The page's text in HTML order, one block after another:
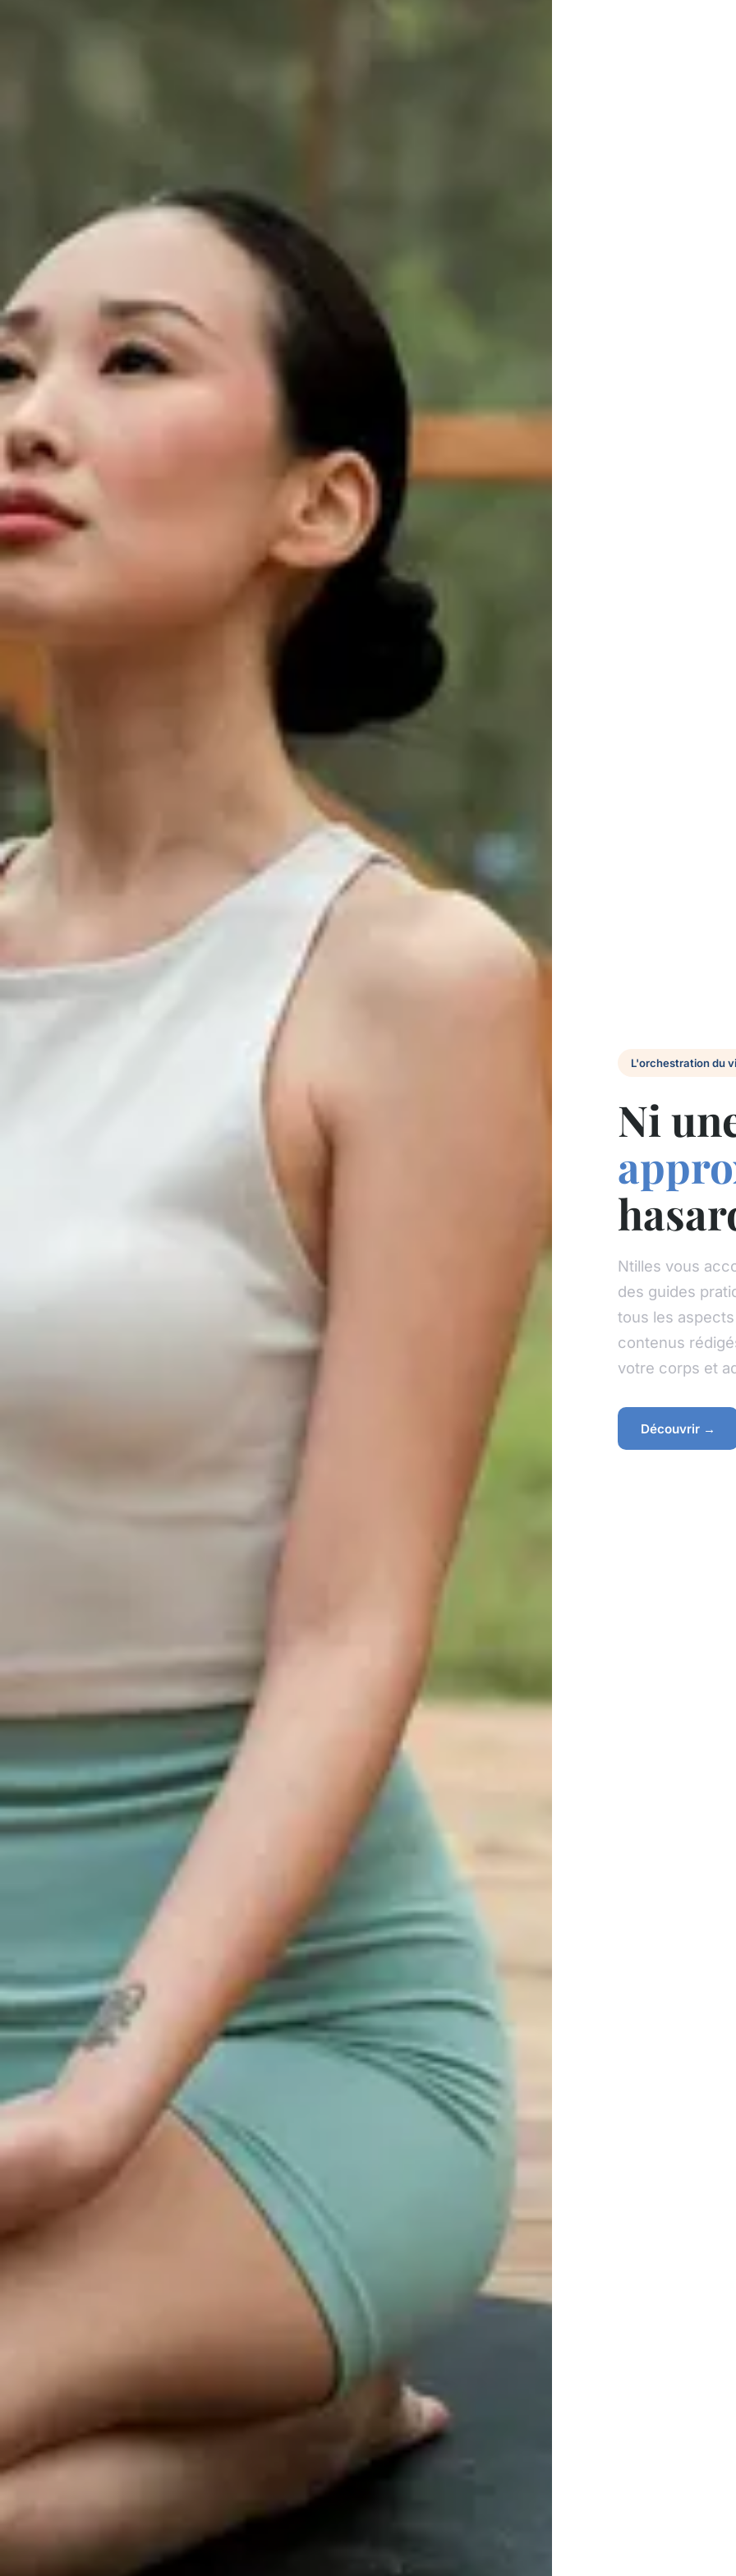
L'orchestration du
Ni
Ntilles vous
des guides
tous les
contenus
votre corps et
Découvrir →